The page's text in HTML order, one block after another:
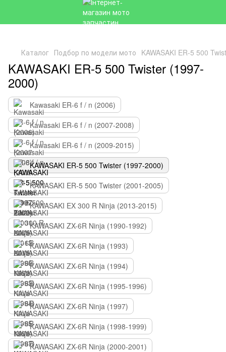
Каталог Подбор по модели мото KAWASAKI ER-5 500
KAWASAKI ER-5 500 Twister (1997-
2000)
Kawasaki ER-6 f / n (2006)
Kawasaki ER-6 f / n (2007-2008)
Kawasaki ER-6 f / n (2009-2015)
KAWASAKI ER-5 500 Twister (1997-2000)
KAWASAKI ER-5 500 Twister (2001-2005)
KAWASAKI EX 300 R Ninja (2013-2015)
KAWASAKI ZX-6R Ninja (1990-1992)
KAWASAKI ZX-6R Ninja (1993)
KAWASAKI ZX-6R Ninja (1994)
KAWASAKI ZX-6R Ninja (1995-1996)
KAWASAKI ZX-6R Ninja (1997)
KAWASAKI ZX-6R Ninja (1998-1999)
KAWASAKI ZX-6R Ninja (2000-2001)